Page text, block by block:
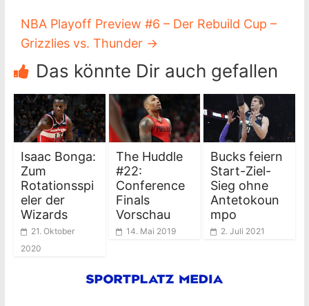
NBA Playoff Preview #6 – Der Rebuild Cup –
Grizzlies vs. Thunder →
Das könnte Dir auch gefallen
Isaac Bonga:
Zum
Rotationsspi
eler der
Wizards
21. Oktober
2020
The Huddle
#22:
Conference
Finals
Vorschau
14. Mai 2019
Bucks feiern
Start-Ziel-
Sieg ohne
Antetokoun
mpo
2. Juli 2021